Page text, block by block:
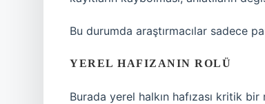
Bu durumda araştırmacılar sadece
YEREL HAFIZANIN ROLÜ
Burada yerel halkın hafızası kritik